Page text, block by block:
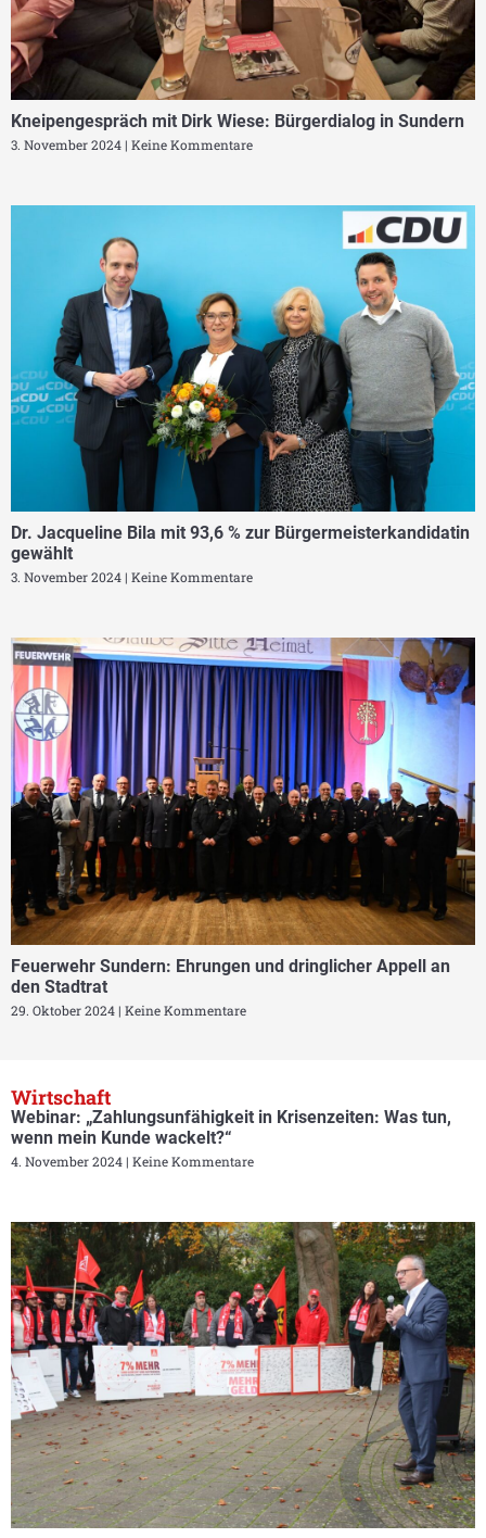
Kneipengespräch mit Dirk Wiese: Bürgerdialog in Sundern
3. November 2024 Keine Kommentare
Dr. Jacqueline Bila mit 93,6 % zur Bürgermeisterkandidatin
gewählt
3. November 2024 Keine Kommentare
Feuerwehr Sundern: Ehrungen und dringlicher Appell an
den Stadtrat
29. Oktober 2024 Keine Kommentare
Wirtschaft
Webinar: „Zahlungsunfähigkeit in Krisenzeiten: Was tun,
wenn mein Kunde wackelt?“
4. November 2024 Keine Kommentare